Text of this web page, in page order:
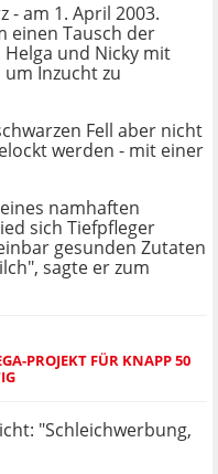
- am 1. April 2003.
einen Tausch der
und Nicky mit
Inzucht zu
Fell aber nicht
werden - mit einer
namhaften
sich Tiefpfleger
gesunden Zutaten
sagte er zum
PROJEKT FÜR KNAPP 50
"Schleichwerbung,